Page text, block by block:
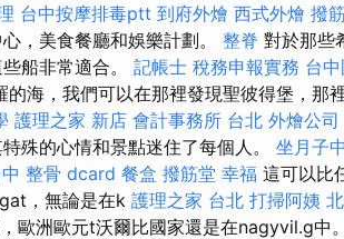
台中按摩排毒ptt 到府外燴 西式外燴 撥
，美食餐廳和娛樂計劃。 整脊 對於那些
船非常適合。 記帳士 稅務申報實務 台
海，我們可以在那裡發現聖彼得堡，那
護理之家 新店 會計事務所 台北 外燴公司
殊的心情和景點迷住了每個人。 坐月子
中 整骨 dcard 餐盒 撥筋堂 幸福 這可以比
，無論是在k 護理之家 台北 打掃阿姨
歐洲歐元t沃爾比國家還是在nagyvil.g中。